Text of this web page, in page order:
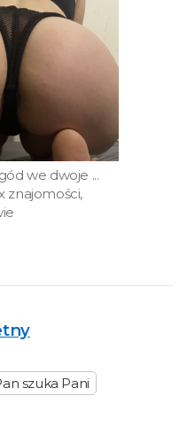
we dwoje ...
znajomości,
szuka Pani